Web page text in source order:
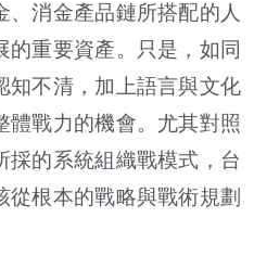
、消金產品鏈所搭配的人
的重要資產。 只是 ， 如同
知不清 ， 加上語言與文化
體戰力的機會。 尤其對照
採的系統組織戰模式 ， 台
根本的戰略與戰術規劃